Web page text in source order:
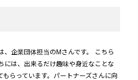
、企業団体担当のMさんです。 こちら
には、 出来るだけ趣味や身近なことな
らっています。 パートナーズさんに向